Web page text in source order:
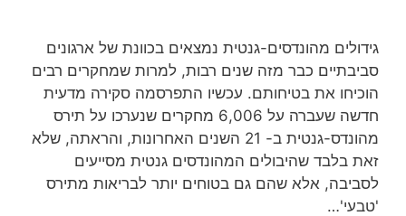
גידולים מהונדסים-גנטית נמצאים בכוונת של ארגונים
סביבתיים כבר מזה שנים רבות, למרות שמחקרים רבים
הוכיחו את בטיחותם. עכשיו התפרסמה סקירה מדעית
חדשה שעברה על 6,006 מחקרים שנערכו על תירס
מהונדס-גנטית ב- 21 השנים האחרונות, והראתה, שלא
זאת בלבד שהיבולים המהונדסים גנטית מסייעים
לסביבה, אלא שהם גם בטוחים יותר לבריאות מתירס
'טבעי'…